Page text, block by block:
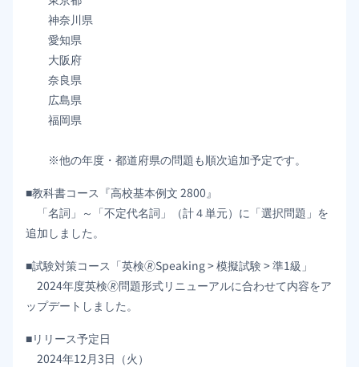
神奈川県
愛知県
大阪府
奈良県
広島県
福岡県
※他の年度・都道府県の問題も順次追加予定です。
■教科書コース『高校基本例文 2800』
「名詞」～「不定代名詞」（計４単元）に「選択問題」を
追加しました。
■試験対策コース「英検🄬Speaking > 模擬試験 > 準1級」
2024年度英検🄬問題形式リニューアルに合わせて内容をア
ップデートしました。
■リリース予定日
2024年12月3日（火）